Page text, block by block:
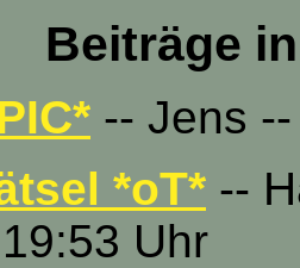
Beiträge
-- Jens
*oT* --
Uhr